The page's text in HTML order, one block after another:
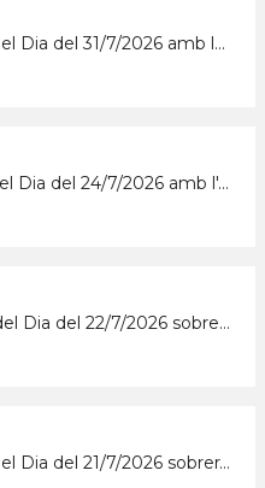
#1462 - L'Entrevista del Dia del 31/7/2026 amb la coordinadora i els participants del grup de grans del Casal d'Estiu Municipal de 2026
#1461 - L'Entrevista del Dia del 24/7/2026 amb l'Abrera Gimnàstic Club
#1460 - L'Entrevista del Dia del 22/7/2026 sobre la Festa Major 2026 del Barri de Sta. Maria i el Suro
#1459 - L'Entrevista del Dia del 21/7/2026 sobrera la Festa Major 2026 del barri del Rebato d'Abrera